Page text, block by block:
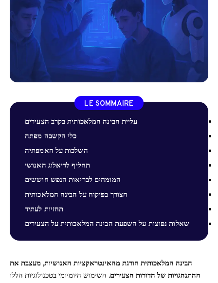
LE SOMMAIRE
עליית הבינה המלאכותית בקרב הצעירים
כלי הקשבה מפתה
השלכות על האמפתיה
תחליף לדיאלוג האנושי
המומחים לבריאות הנפש חוששים
הצורך בפיקוח על הבינה המלאכותית
תחזיות לעתיד
שאלות נפוצות על השפעת הבינה המלאכותית על הצעירים
הבינה המלאכותית חורגת מהאינטראקציות האנושיות, מעצבת את
ההתנהגויות של הדורות הצעירים. השימוש היומיומי בטכנולוגיות הללו